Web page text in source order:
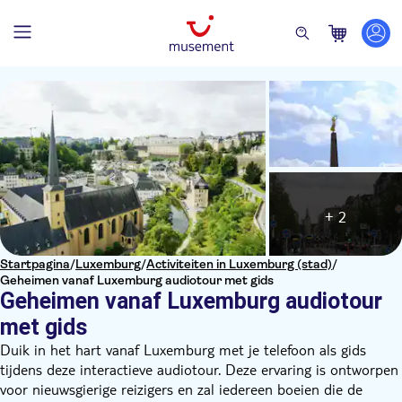
Startpagina/Luxemburg/Activiteiten in Luxemburg (stad)/
Geheimen vanaf Luxemburg audiotour met gids
Geheimen vanaf Luxemburg audiotour
met gids
+ 2
Duik in het hart vanaf Luxemburg met je telefoon als gids
tijdens deze interactieve audiotour. Deze ervaring is ontworpen
voor nieuwsgierige reizigers en zal iedereen boeien die de